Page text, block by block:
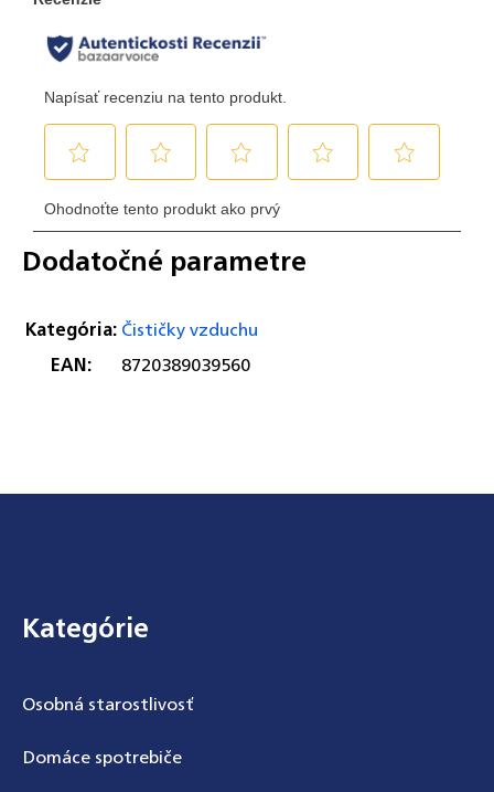
Dodatočné parametre
Kategória:Čističky vzduchu
EAN: 8720389039560
Zápätie
Kategórie
Osobná starostlivosť
Domáce spotrebiče